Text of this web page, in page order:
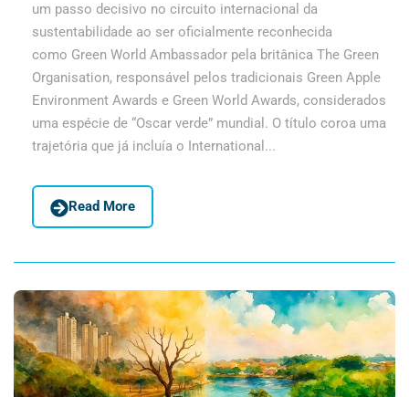
um passo decisivo no circuito internacional da
sustentabilidade ao ser oficialmente reconhecida
como Green World Ambassador pela britânica The Green
Organisation, responsável pelos tradicionais Green Apple
Environment Awards e Green World Awards, considerados
uma espécie de “Oscar verde” mundial. O título coroa uma
trajetória que já incluía o International...
Read More